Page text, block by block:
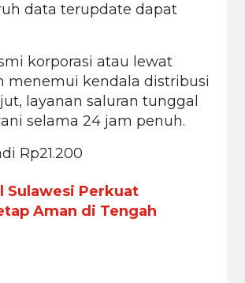
data terupdate dapat
korporasi atau lewat
menemui kendala distribusi
layanan saluran tunggal
selama 24 jam penuh.
Rp21.200
Sulawesi Perkuat
Aman di Tengah